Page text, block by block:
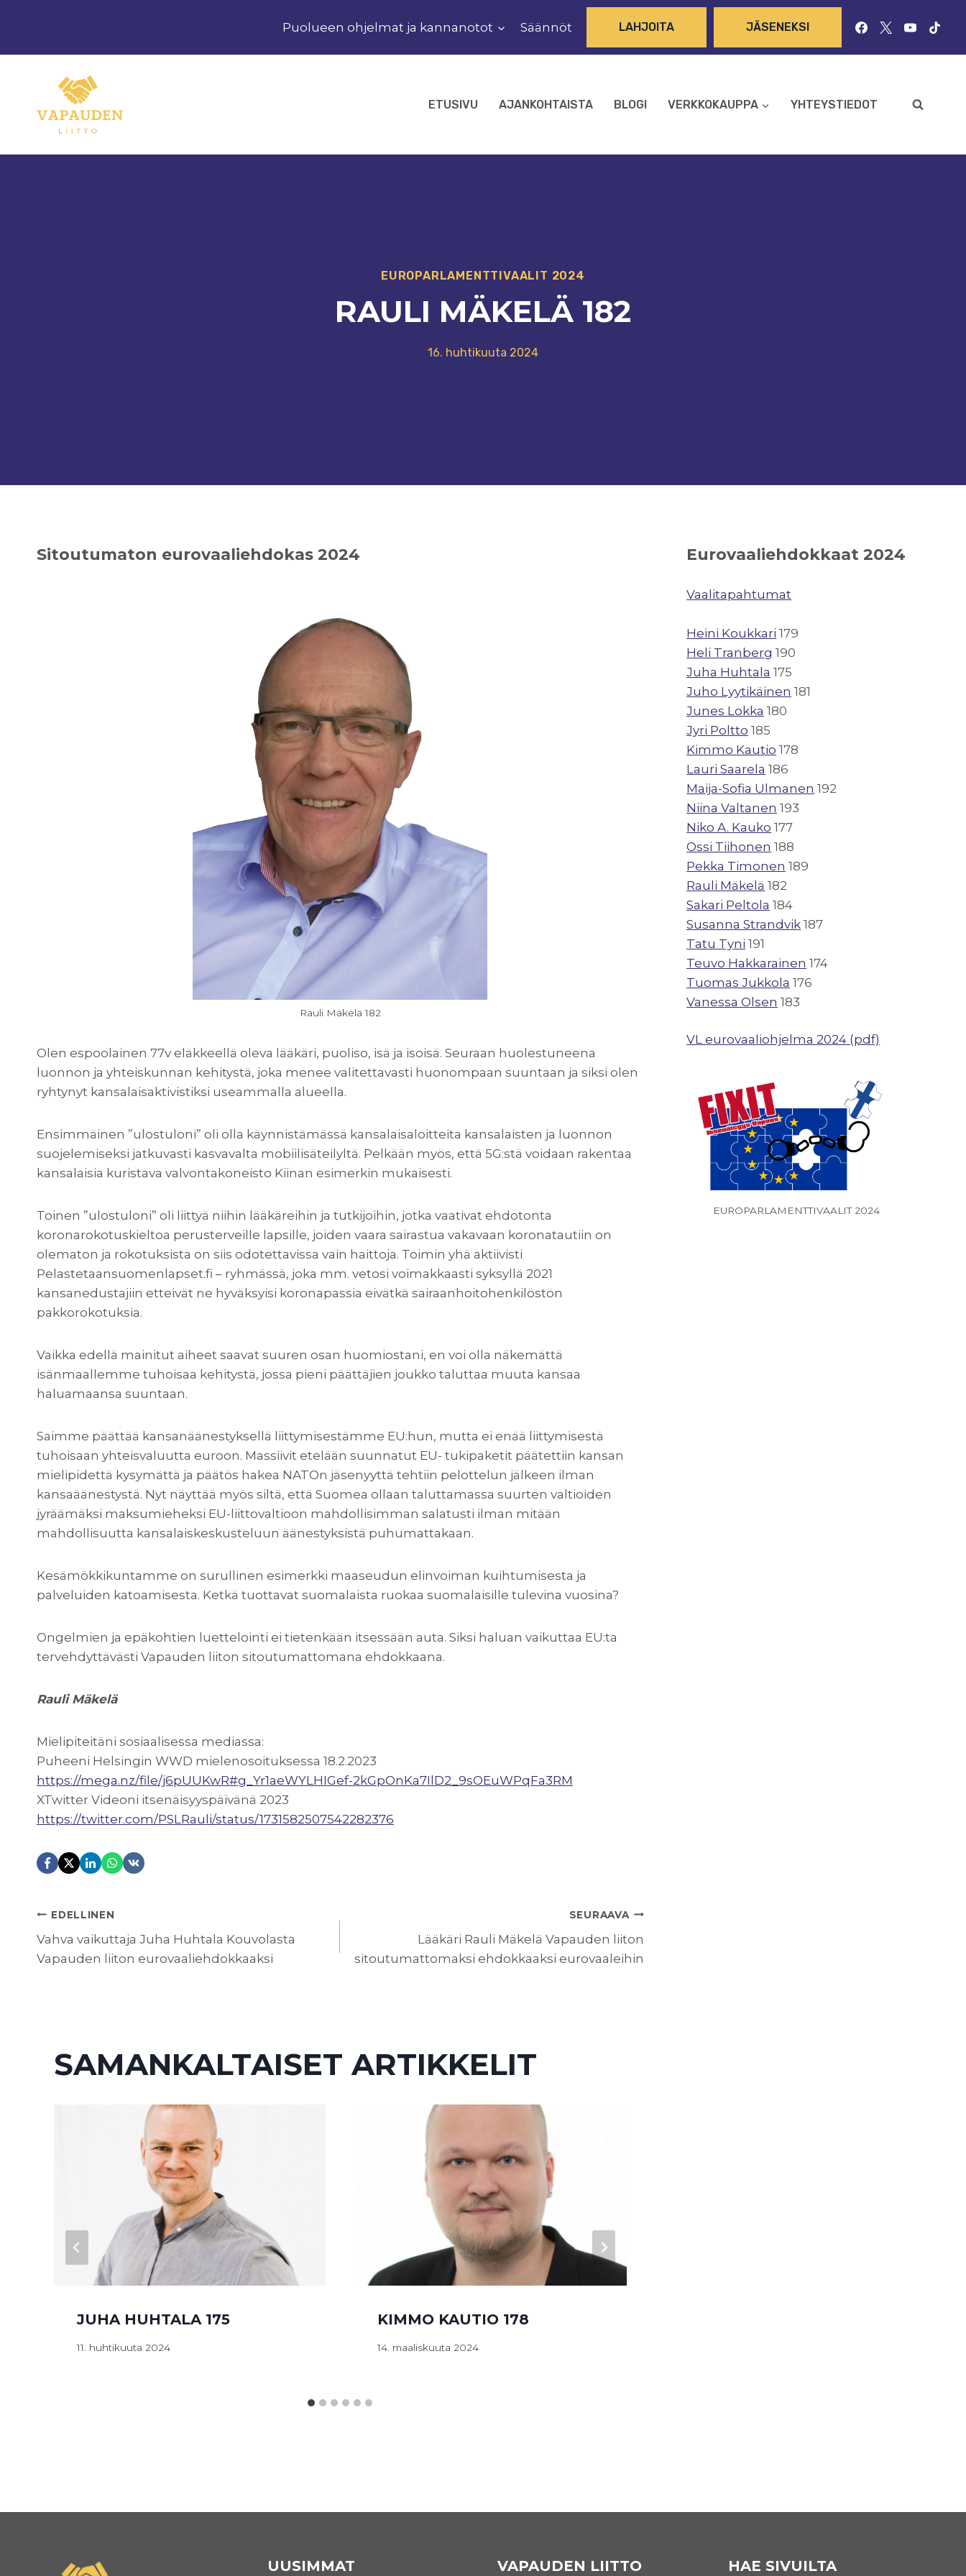
Puolueen ohjelmat ja kannanotot Säännöt LAHJOITA JÄSENEKSI
ETUSIVU AJANKOHTAISTA BLOGI VERKKOKAUPPA YHTEYSTIEDOT
EUROPARLAMENTTIVAALIT 2024
RAULI MÄKELÄ 182
16. huhtikuuta 2024
Sitoutumaton eurovaaliehdokas 2024
Rauli Mäkelä 182
Olen espoolainen 77v eläkkeellä oleva lääkäri, puoliso, isä ja isoisä. Seuraan huolestuneena
luonnon ja yhteiskunnan kehitystä, joka menee valitettavasti huonompaan suuntaan ja siksi olen
ryhtynyt kansalaisaktivistiksi useammalla alueella.
Ensimmäinen ”ulostuloni” oli olla käynnistämässä kansalaisaloitteita kansalaisten ja luonnon
suojelemiseksi jatkuvasti kasvavalta mobiilisäteilyltä. Pelkään myös, että 5G:stä voidaan rakentaa
kansalaisia kuristava valvontakoneisto Kiinan esimerkin mukaisesti.
Toinen ”ulostuloni” oli liittyä niihin lääkäreihin ja tutkijoihin, jotka vaativat ehdotonta
koronarokotuskieltoa perusterveille lapsille, joiden vaara sairastua vakavaan koronatautiin on
olematon ja rokotuksista on siis odotettavissa vain haittoja. Toimin yhä aktiivisti
Pelastetaansuomenlapset.fi – ryhmässä, joka mm. vetosi voimakkaasti syksyllä 2021
kansanedustajiin etteivät ne hyväksyisi koronapassia eivätkä sairaanhoitohenkilöstön
pakkorokotuksia.
Vaikka edellä mainitut aiheet saavat suuren osan huomiostani, en voi olla näkemättä
isänmaallemme tuhoisaa kehitystä, jossa pieni päättäjien joukko taluttaa muuta kansaa
haluamaansa suuntaan.
Saimme päättää kansanäänestyksellä liittymisestämme EU:hun, mutta ei enää liittymisestä
tuhoisaan yhteisvaluutta euroon. Massiivit etelään suunnatut EU- tukipaketit päätettiin kansan
mielipidettä kysymättä ja päätös hakea NATOn jäsenyyttä tehtiin pelottelun jälkeen ilman
kansaäänestystä. Nyt näyttää myös siltä, että Suomea ollaan taluttamassa suurten valtioiden
jyräämäksi maksumieheksi EU-liittovaltioon mahdollisimman salatusti ilman mitään
mahdollisuutta kansalaiskeskusteluun äänestyksistä puhumattakaan.
Kesämökkikuntamme on surullinen esimerkki maaseudun elinvoiman kuihtumisesta ja
palveluiden katoamisesta. Ketkä tuottavat suomalaista ruokaa suomalaisille tulevina vuosina?
Ongelmien ja epäkohtien luettelointi ei tietenkään itsessään auta. Siksi haluan vaikuttaa EU:ta
tervehdyttävästi Vapauden liiton sitoutumattomana ehdokkaana.
Rauli Mäkelä
Mielipiteitäni sosiaalisessa mediassa:
Puheeni Helsingin WWD mielenosoituksessa 18.2.2023
https://mega.nz/file/j6pUUKwR#g_Yr1aeWYLHIGef-2kGpOnKa7IlD2_9sOEuWPqFa3RM
XTwitter Videoni itsenäisyyspäivänä 2023
https://twitter.com/PSLRauli/status/1731582507542282376
ARTIKKELIEN
SELAUS
EDELLINEN
Vahva vaikuttaja Juha Huhtala Kouvolasta
Vapauden liiton eurovaaliehdokkaaksi
SEURAAVA
Lääkäri Rauli Mäkelä Vapauden liiton
sitoutumattomaksi ehdokkaaksi eurovaaleihin
SAMANKALTAISET ARTIKKELIT
JUHA HUHTALA 175
11. huhtikuuta 2024
KIMMO KAUTIO 178
14. maaliskuuta 2024
Eurovaaliehdokkaat 2024
Vaalitapahtumat
Heini Koukkari 179
Heli Tranberg 190
Juha Huhtala 175
Juho Lyytikäinen 181
Junes Lokka 180
Jyri Poltto 185
Kimmo Kautio 178
Lauri Saarela 186
Maija-Sofia Ulmanen 192
Niina Valtanen 193
Niko A. Kauko 177
Ossi Tiihonen 188
Pekka Timonen 189
Rauli Mäkelä 182
Sakari Peltola 184
Susanna Strandvik 187
Tatu Tyni 191
Teuvo Hakkarainen 174
Tuomas Jukkola 176
Vanessa Olsen 183
VL eurovaaliohjelma 2024 (pdf)
EUROPARLAMENTTIVAALIT 2024
UUSIMMAT VAPAUDEN LIITTO HAE SIVUILTA